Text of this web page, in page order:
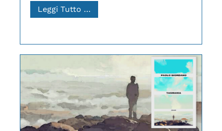
Leggi Tutto …